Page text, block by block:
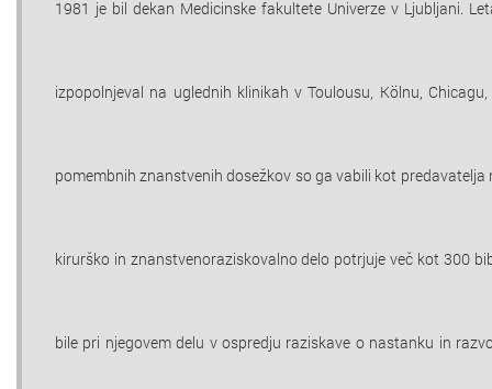
1981 je bil dekan Medicinske fakultete Univerze v Ljubljani.
izpopolnjeval na uglednih klinikah v Toulousu, Kӧlnu,
pomembnih znanstvenih dosežkov so ga vabili kot
kirurško in znanstvenoraziskovalno delo potrjuje več kot 300
bile pri njegovem delu v ospredju raziskave o nastanku in